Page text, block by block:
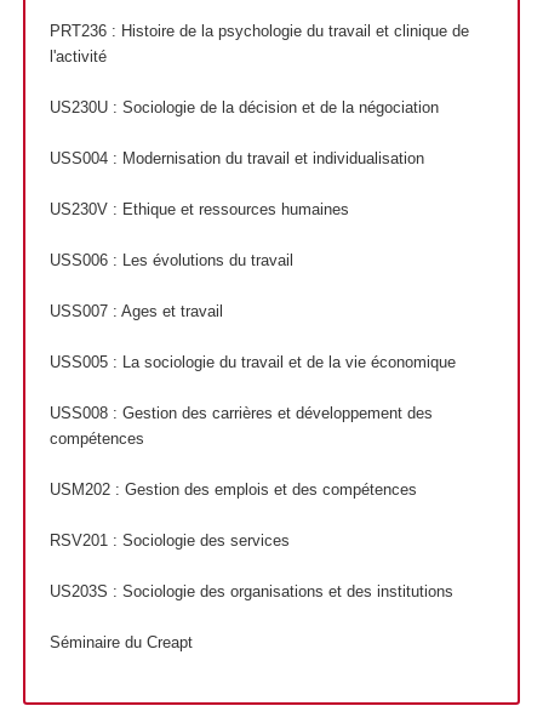
PRT236 : Histoire de la psychologie du travail et clinique de
l'activité
US230U : Sociologie de la décision et de la négociation
USS004 : Modernisation du travail et individualisation
US230V : Ethique et ressources humaines
USS006 : Les évolutions du travail
USS007 : Ages et travail
USS005 : La sociologie du travail et de la vie économique
USS008 : Gestion des carrières et développement des
compétences
USM202 : Gestion des emplois et des compétences
RSV201 : Sociologie des services
US203S : Sociologie des organisations et des institutions
Séminaire du Creapt